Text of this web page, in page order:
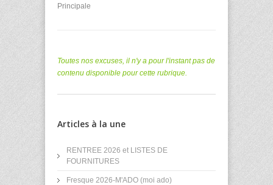
Principale
Toutes nos excuses, il n'y a pour l'instant pas de
contenu disponible pour cette rubrique.
Articles à la une
RENTREE 2026 et LISTES DE
FOURNITURES
Fresque 2026-M'ADO (moi ado)